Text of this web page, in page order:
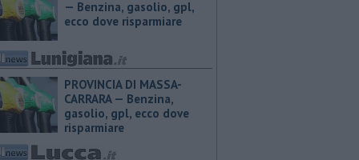
— ​Benzina, gasolio, gpl,
ecco dove risparmiare
PROVINCIA DI MASSA-
CARRARA — ​Benzina,
gasolio, gpl, ecco dove
risparmiare